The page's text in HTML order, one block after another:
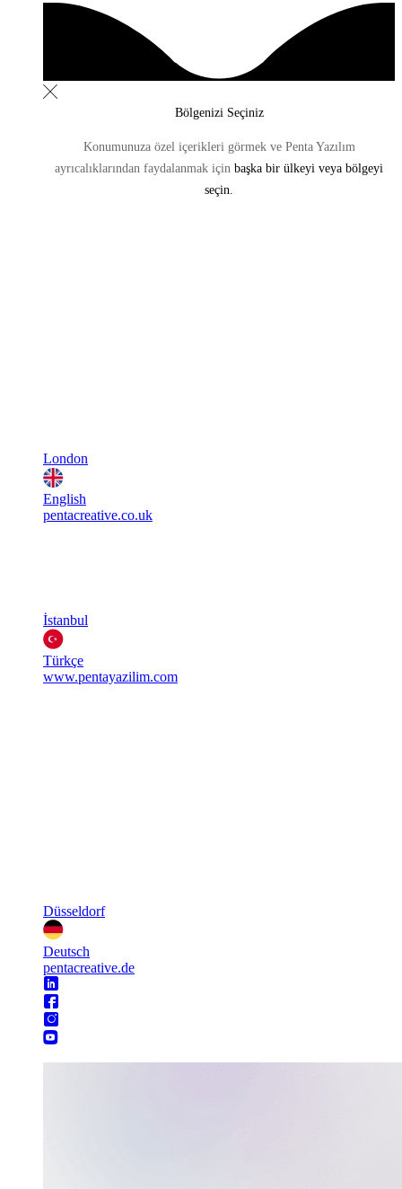
Bölgenizi Seçiniz
Konumunuza özel içerikleri görmek ve Penta Yazılım
ayrıcalıklarından faydalanmak için başka bir ülkeyi veya bölgeyi
seçin.
London
English
pentacreative.co.uk
İstanbul
Türkçe
www.pentayazilim.com
Düsseldorf
Deutsch
pentacreative.de